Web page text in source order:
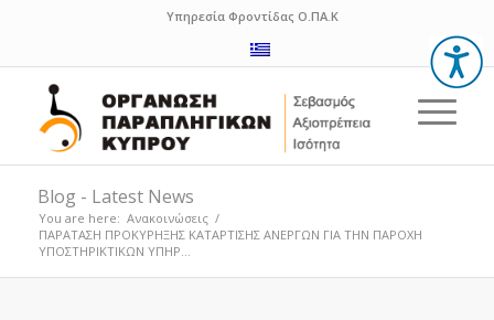
Υπηρεσία Φροντίδας Ο.ΠΑ.Κ
Blog - Latest News
You are here: Ανακοινώσεις /
ΠΑΡΑΤΑΣΗ ΠΡΟΚΥΡΗΞΗΣ ΚΑΤΑΡΤΙΣΗΣ ΑΝΕΡΓΩΝ ΓΙΑ ΤΗΝ ΠΑΡΟΧΗ
ΥΠΟΣΤΗΡΙΚΤΙΚΩΝ ΥΠΗΡ...